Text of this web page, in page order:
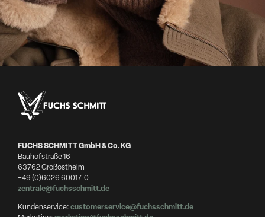
FUCHS SCHMITT GmbH & Co. KG
Bauhofstraße 16
63762 Großostheim
+49 (0)6026 60017-0
zentrale@fuchsschmitt.de
Kundenservice:customerservice@fuchsschmitt.de